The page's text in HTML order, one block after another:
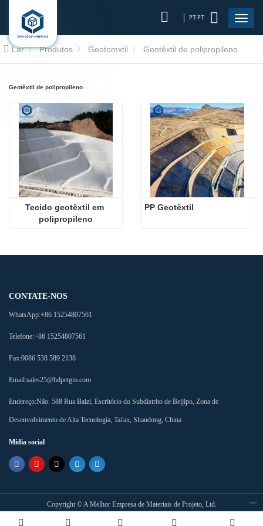
PT-PT
Lar Produtos Geotomxtil Geotêxtil de polipropileno
Geotêxtil de polipropileno
Tecido geotêxtil em
polipropileno
PP Geotêxtil
CONTATE-NOS
WhatsApp:+86 15254807561
Telefone:+86 15254807561
Fax:0086 538 589 2138
Email:sales25@hdpetgm.com
Endereço:Não. 588 Rua Baizi, Escritório do Subdistrito de Beijipo, Zona de
Desenvolvimento de Alta Tecnologia, Tai'an, Shandong, China
Mídia social
Copyright © A Melhor Empresa de Materiais de Projeto, Ltd. Index